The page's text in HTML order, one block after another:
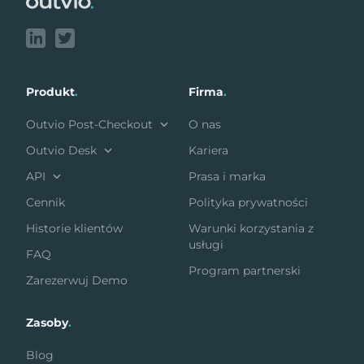
Produkt.
Outvio Post-Checkout
Outvio Desk
API
Cennik
Historie klientów
FAQ
Zarezerwuj Demo
Firma.
O nas
Kariera
Prasa i marka
Polityka prywatności
Warunki korzystania z
usługi
Program partnerski
Zasoby.
Blog